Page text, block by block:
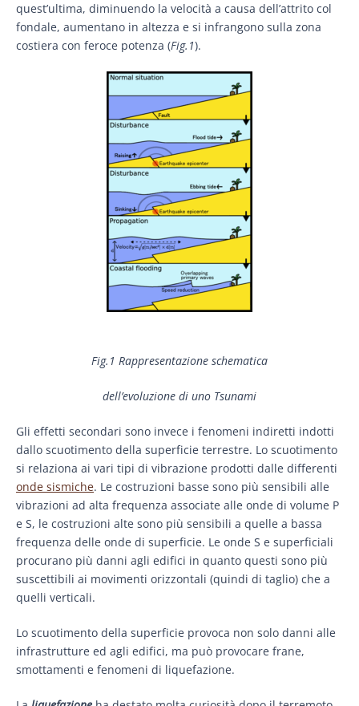
quest’ultima, diminuendo la velocità a causa dell’attrito col
fondale, aumentano in altezza e si infrangono sulla zona
costiera con feroce potenza (Fig.1).
Fig.1 Rappresentazione schematica
dell’evoluzione di uno Tsunami
Gli effetti secondari sono invece i fenomeni indiretti indotti
dallo scuotimento della superficie terrestre. Lo scuotimento
si relaziona ai vari tipi di vibrazione prodotti dalle differenti
onde sismiche. Le costruzioni basse sono più sensibili alle
vibrazioni ad alta frequenza associate alle onde di volume P
e S, le costruzioni alte sono più sensibili a quelle a bassa
frequenza delle onde di superficie. Le onde S e superficiali
procurano più danni agli edifici in quanto questi sono più
suscettibili ai movimenti orizzontali (quindi di taglio) che a
quelli verticali.
Lo scuotimento della superficie provoca non solo danni alle
infrastrutture ed agli edifici, ma può provocare frane,
smottamenti e fenomeni di liquefazione.